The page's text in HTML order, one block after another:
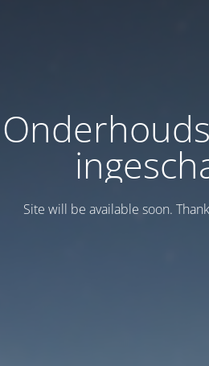
Site will be available soon.